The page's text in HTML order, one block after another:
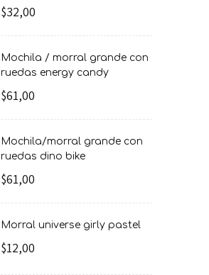
$32,00
mochila / morral grande con
ruedas energy candy
$61,00
mochila/morral grande con
ruedas dino bike
$61,00
morral universe girly pastel
$12,00